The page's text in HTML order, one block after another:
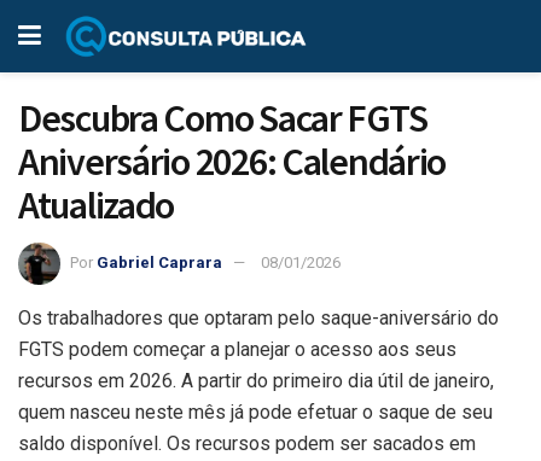
Descubra Como Sacar FGTS
Aniversário 2026: Calendário
Atualizado
Por Gabriel Caprara 08/01/2026
Os trabalhadores que optaram pelo saque-aniversário do
FGTS podem começar a planejar o acesso aos seus
recursos em 2026. A partir do primeiro dia útil de janeiro,
quem nasceu neste mês já pode efetuar o saque de seu
saldo disponível. Os recursos podem ser sacados em